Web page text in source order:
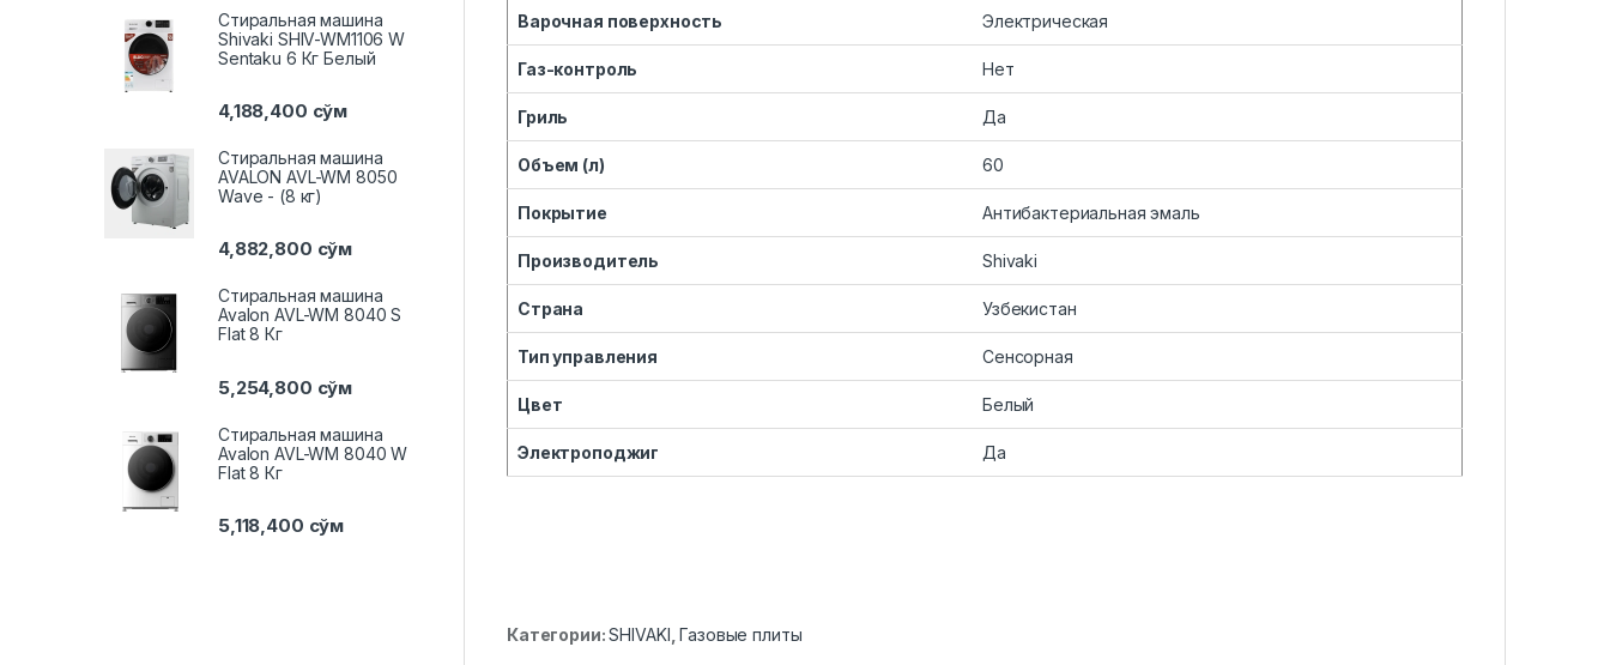
Варочная поверхность Электрическая
Газ-контроль Нет
Гриль Да
Объем (л) 60
Покрытие Антибактериальная эмаль
Производитель Shivaki
Страна Узбекистан
Тип управления Сенсорная
Цвет Белый
Электроподжиг Да
Категории:SHIVAKI ,Газовые плиты
Стиральная машина
Shivaki SHIV-WM1106 W
Sentaku 6 Кг Белый
4,188,400 сўм
Стиральная машина
AVALON AVL-WM 8050
Wave - (8 кг)
4,882,800 сўм
Стиральная машина
Avalon AVL-WM 8040 S
Flat 8 Кг
5,254,800 сўм
Стиральная машина
Avalon AVL-WM 8040 W
Flat 8 Кг
5,118,400 сўм